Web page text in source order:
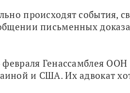
происходят события,
письменных
Генассамблея
и США. Их адвокат